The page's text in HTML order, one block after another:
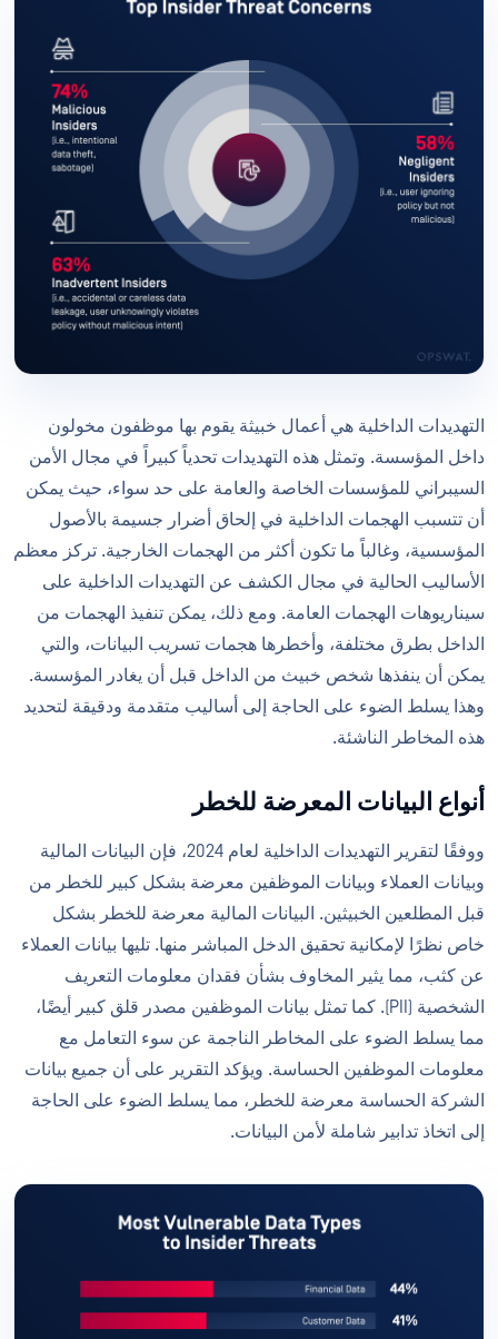
التهديدات الداخلية هي أعمال خبيثة يقوم بها موظفون مخولون
داخل المؤسسة. وتمثل هذه التهديدات تحدياً كبيراً في مجال الأمن
السيبراني للمؤسسات الخاصة والعامة على حد سواء، حيث يمكن
أن تتسبب الهجمات الداخلية في إلحاق أضرار جسيمة بالأصول
المؤسسية، وغالباً ما تكون أكثر من الهجمات الخارجية. تركز معظم
الأساليب الحالية في مجال الكشف عن التهديدات الداخلية على
سيناريوهات الهجمات العامة. ومع ذلك، يمكن تنفيذ الهجمات من
الداخل بطرق مختلفة، وأخطرها هجمات تسريب البيانات، والتي
يمكن أن ينفذها شخص خبيث من الداخل قبل أن يغادر المؤسسة.
وهذا يسلط الضوء على الحاجة إلى أساليب متقدمة ودقيقة لتحديد
هذه المخاطر الناشئة.
أنواع البيانات المعرضة للخطر
ووفقًا لتقرير التهديدات الداخلية لعام 2024، فإن البيانات المالية
وبيانات العملاء وبيانات الموظفين معرضة بشكل كبير للخطر من
قبل المطلعين الخبيثين. البيانات المالية معرضة للخطر بشكل
خاص نظرًا لإمكانية تحقيق الدخل المباشر منها. تليها بيانات العملاء
عن كثب، مما يثير المخاوف بشأن فقدان معلومات التعريف
الشخصية (PII). كما تمثل بيانات الموظفين مصدر قلق كبير أيضًا،
مما يسلط الضوء على المخاطر الناجمة عن سوء التعامل مع
معلومات الموظفين الحساسة. ويؤكد التقرير على أن جميع بيانات
الشركة الحساسة معرضة للخطر، مما يسلط الضوء على الحاجة
إلى اتخاذ تدابير شاملة لأمن البيانات.